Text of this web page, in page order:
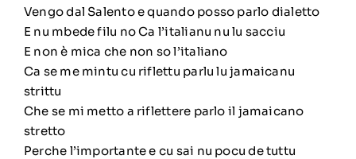
Vengo dal Salento e quando posso parlo dialetto
E nu mbede filu no Ca l’italianu nu lu sacciu
E non è mica che non so l’italiano
Ca se me mintu cu riflettu parlu lu jamaicanu
strittu
Che se mi metto a riflettere parlo il jamaicano
stretto
Perche l’importante e cu sai nu pocu de tuttu